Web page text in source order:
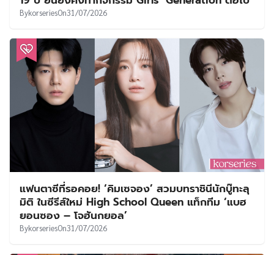
BykorseriesOn31/07/2026
แฟนตาซีที่รอคอย! ‘คิมเซจอง’ สวมบทราชินีนักบู๊ทะลุ
มิติ ในซีรีส์ใหม่ High School Queen แท็กทีม ‘แบฮ
ยอนซอง – โจฮันกยอล’
BykorseriesOn31/07/2026